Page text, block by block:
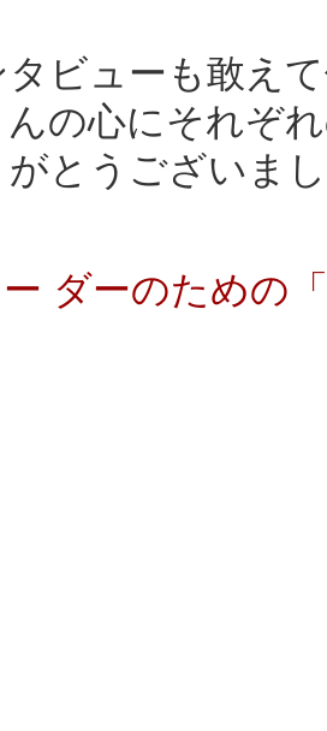
ビューも敢え
んの心にそれぞ
とうございま
ダーのための